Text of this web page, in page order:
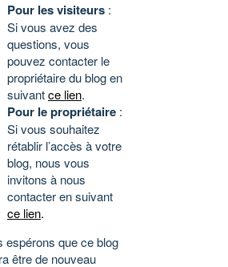
Pour les visiteurs :
Si vous avez des
questions, vous
pouvez contacter le
propriétaire du blog en
suivantce lien.
Pour le propriétaire :
Si vous souhaitez
rétablir l’accès à votre
blog, nous vous
invitons à nous
contacter en suivant
ce lien.
espérons que ce blog
être de nouveau